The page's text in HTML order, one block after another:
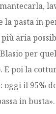
la pasta in
aria
per
E poi la
oggi il 95%
in busta».